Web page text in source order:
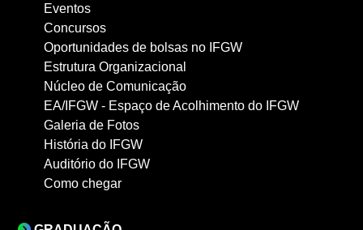
Eventos
Concursos
Oportunidades de bolsas no IFGW
Estrutura Organizacional
Núcleo de Comunicação
EA/IFGW - Espaço de Acolhimento do IFGW
Galeria de Fotos
História do IFGW
Auditório do IFGW
Como chegar